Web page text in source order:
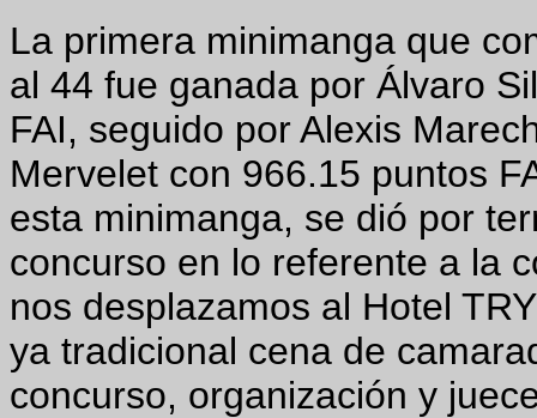
La primera minimanga que
al 44 fue ganada por Álvaro
FAI, seguido por Alexis
Mervelet con 966.15 puntos
esta minimanga, se dió por
concurso en lo referente a la
nos desplazamos al Hotel
ya tradicional cena de
concurso, organización y